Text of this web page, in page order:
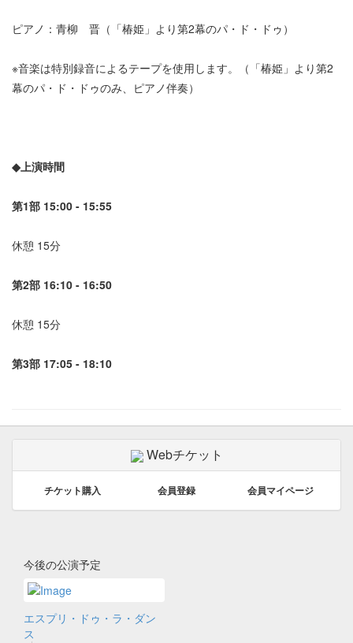
ピアノ：青柳 晋（「椿姫」より第2幕のパ・ド・ドゥ）
※音楽は特別録音によるテープを使用します。（「椿姫」より第2
幕のパ・ド・ドゥのみ、ピアノ伴奏）
◆上演時間
第1部 15:00 - 15:55
休憩 15分
第2部 16:10 - 16:50
休憩 15分
第3部 17:05 - 18:10
Webチケット
チケット購入 会員登録 会員マイページ
今後の公演予定
エスプリ・ドゥ・ラ・ダン
ス